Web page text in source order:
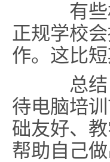
有些机
正规学校
作。这比
总结
待电脑培
础友好、
帮助自己做